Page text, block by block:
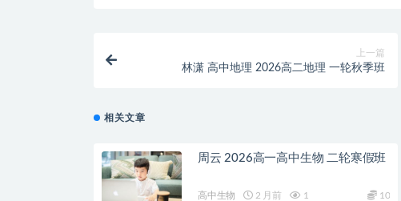
上一篇
林潇 高中地理 2026高二地理 一轮秋季班
相关文章
周云 2026高一高中生物 二轮寒假班
高中生物 2 月前 1 10